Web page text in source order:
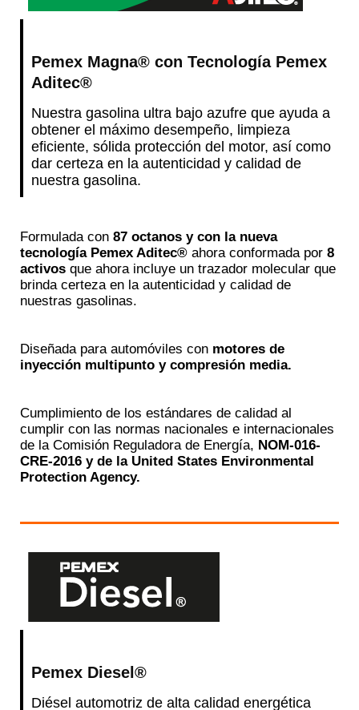
Pemex Magna® con Tecnología Pemex
Aditec®
Nuestra gasolina ultra bajo azufre que ayuda a
obtener el máximo desempeño, limpieza
eficiente, sólida protección del motor, así como
dar certeza en la autenticidad y calidad de
nuestra gasolina.
Formulada con 87 octanos y con la nueva
tecnología Pemex Aditec® ahora conformada por 8
activos que ahora incluye un trazador molecular que
brinda certeza en la autenticidad y calidad de
nuestras gasolinas.
Diseñada para automóviles con motores de
inyección multipunto y compresión media.
Cumplimiento de los estándares de calidad al
cumplir con las normas nacionales e internacionales
de la Comisión Reguladora de Energía, NOM-016-
CRE-2016 y de la United States Environmental
Protection Agency.
Pemex Diesel®
Diésel automotriz de alta calidad energética